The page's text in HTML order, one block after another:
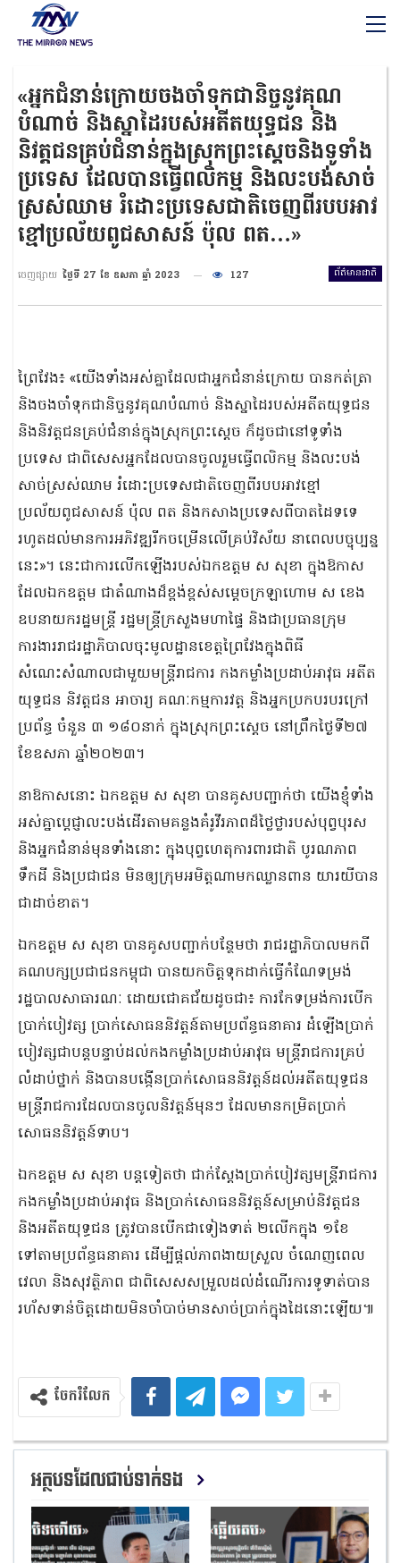
«អ្នកជំនាន់ក្រោយចងចាំទុកជានិច្ចនូវគុណ
បំណាច់ និងស្នាដៃរបស់អតីតយុទ្ធជន និង
និវត្តជនគ្រប់ជំនាន់ក្នុងស្រុកព្រះស្តេចនិងទូទាំង
ប្រទេស ដែលបានធ្វើពលិកម្ម និងលះបង់សាច់
ស្រស់ឈាម រំដោះប្រទេសជាតិចេញពីរបបអាវ
ខ្មៅប្រល័យពូជសាសន៍ ប៉ុល ពត…»
ព័ត៌មានជាតិ
ចេញផ្សាយ ថ្ងៃទី 27 ខែ ឧសភា ឆ្នាំ 2023 127
ព្រៃវែង៖ «យើងទាំងអស់គ្នាដែលជាអ្នកជំនាន់ក្រោយ បានកត់ត្រា
និងចងចាំទុកជានិច្ចនូវគុណបំណាច់ និងស្នាដៃរបស់អតីតយុទ្ធជន
និងនិវត្តជនគ្រប់ជំនាន់ក្នុងស្រុកព្រះស្តេច ក៏ដូចជានៅទូទាំង
ប្រទេស ជាពិសេសអ្នកដែលបានចូលរួមធ្វើពលិកម្ម និងលះបង់
សាច់ស្រស់ឈាម រំដោះប្រទេសជាតិចេញពីរបបអាវខ្មៅ
ប្រល័យពូជសាសន៍ ប៉ុល ពត និងកសាងប្រទេសពីបាតដៃទទេ
រហូតដល់មានការអភិវឌ្ឍរីកចម្រើនលើគ្រប់វិស័យ នាពេលបច្ចុប្បន្ន
នេះ»។ នេះជាការលើកឡើងរបស់ឯកឧត្តម ស សុខា ក្នុងឱកាស
ដែលឯកឧត្តម ជាតំណាងដ៏ខ្ពង់ខ្ពស់សម្តេចក្រឡាហោម ស ខេង
ឧបនាយករដ្ឋមន្ត្រី រដ្ឋមន្ត្រីក្រសួងមហាផ្ទៃ និងជាប្រធានក្រុម
ការងាររាជរដ្ឋាភិបាលចុះមូលដ្ឋានខេត្តព្រៃវែងក្នុងពិធី
សំណេះសំណាលជាមួយមន្ត្រីរាជការ កងកម្លាំងប្រដាប់អាវុធ អតីត
យុទ្ធជន និវត្តជន អាចារ្យ គណៈកម្មការវត្ត និងអ្នកប្រកបរបរក្រៅ
ប្រព័ន្ធ ចំនួន ៣ ១៨០នាក់ ក្នុងស្រុកព្រះស្តេច នៅព្រឹកថ្ងៃទី២៧
ខែឧសភា ឆ្នាំ២០២៣។
នាឱកាសនោះ ឯកឧត្តម ស សុខា បានគូសបញ្ជាក់ថា យើងខ្ញុំទាំង
អស់គ្នាប្តេជ្ញាលះបង់ដើរតាមគន្លងគំរូវីរភាពដ៏ថ្លៃថ្លារបស់បុព្វបុរស
និងអ្នកជំនាន់មុនទាំងនោះ ក្នុងបុព្វហេតុការពារជាតិ បូរណភាព
ទឹកដី និងប្រជាជន មិនឲ្យក្រុមអមិត្តណាមកឈ្លានពាន យារយីបាន
ជាដាច់ខាត។
ឯកឧត្តម ស សុខា បានគូសបញ្ជាក់បន្ថែមថា រាជរដ្ឋាភិបាលមកពី
គណបក្សប្រជាជនកម្ពុជា បានយកចិត្តទុកដាក់ធ្វើកំណែទម្រង់
រដ្ឋបាលសាធារណៈ ដោយជោគជ័យដូចជា៖ ការកែទម្រង់ការបើក
ប្រាក់បៀវត្ស ប្រាក់សោធននិវត្តន៍តាមប្រព័ន្ធធនាគារ ដំឡើងប្រាក់
បៀវត្សជាបន្តបន្ទាប់ដល់កងកម្លាំងប្រដាប់អាវុធ មន្ត្រីរាជការគ្រប់
លំដាប់ថ្នាក់ និងបានបង្កើនប្រាក់សោធននិវត្តន៍ដល់អតីតយុទ្ធជន
មន្ត្រីរាជការដែលបានចូលនិវត្តន៍មុនៗ ដែលមានកម្រិតប្រាក់
សោធននិវត្តន៍ទាប។
ឯកឧត្តម ស សុខា បន្តទៀតថា ជាក់ស្តែងប្រាក់បៀវត្សមន្ត្រីរាជការ
កងកម្លាំងប្រដាប់អាវុធ និងប្រាក់សោធននិវត្តន៍សម្រាប់និវត្តជន
និងអតីតយុទ្ធជន ត្រូវបានបើកជាទៀងទាត់ ២លើកក្នុង ១ខែ
ទៅតាមប្រព័ន្ធធនាគារ ដើម្បីផ្តល់ភាពងាយស្រួល ចំណេញពេល
វេលា និងសុវត្ថិភាព ជាពិសេសសម្រួលដល់ដំណើរការទូទាត់បាន
រហ័សទាន់ចិត្តដោយមិនចាំបាច់មានសាច់ប្រាក់ក្នុងដៃនោះឡើយ៕
ចែករំលែក
អត្ថបទដែលជាប់ទាក់ទង